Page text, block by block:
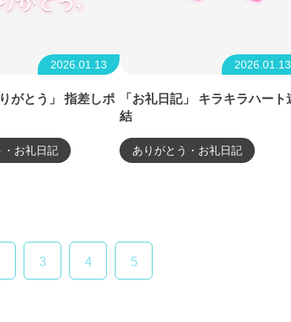
2026.01.13
がとう」 指差しポ
・お礼日記
2026.01.13
「お礼日記」 キラキラハート
結
ありがとう・お礼日記
3 4 5